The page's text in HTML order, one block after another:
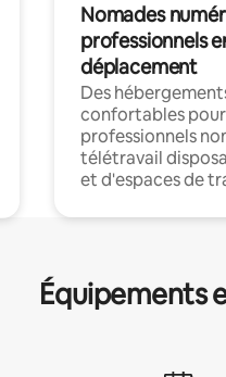
Nomades
professionnels
déplacement
Des
confortables
professionnels
télétravail
et d'espaces de
Équipements